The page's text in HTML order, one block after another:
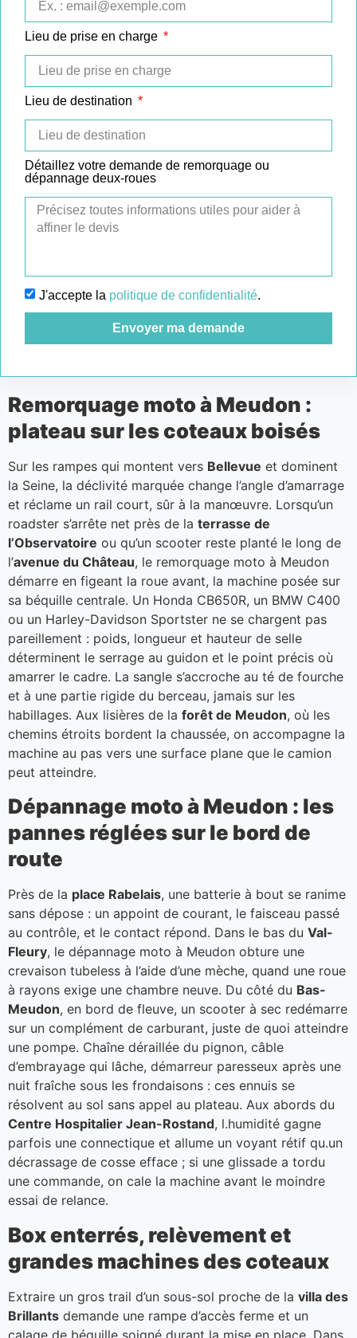
Lieu de prise en charge
Lieu de destination
Détaillez votre demande de remorquage ou
dépannage deux-roues
J'accepte la politique de confidentialité.
Envoyer ma demande
Remorquage moto à Meudon :
plateau sur les coteaux boisés
Sur les rampes qui montent vers Bellevue et dominent
la Seine, la déclivité marquée change l’angle d’amarrage
et réclame un rail court, sûr à la manœuvre. Lorsqu’un
roadster s’arrête net près de la terrasse de
l’Observatoire ou qu’un scooter reste planté le long de
l’avenue du Château, le remorquage moto à Meudon
démarre en figeant la roue avant, la machine posée sur
sa béquille centrale. Un Honda CB650R, un BMW C400
ou un Harley-Davidson Sportster ne se chargent pas
pareillement : poids, longueur et hauteur de selle
déterminent le serrage au guidon et le point précis où
amarrer le cadre. La sangle s’accroche au té de fourche
et à une partie rigide du berceau, jamais sur les
habillages. Aux lisières de la forêt de Meudon, où les
chemins étroits bordent la chaussée, on accompagne la
machine au pas vers une surface plane que le camion
peut atteindre.
Dépannage moto à Meudon : les
pannes réglées sur le bord de
route
Près de la place Rabelais, une batterie à bout se ranime
sans dépose : un appoint de courant, le faisceau passé
au contrôle, et le contact répond. Dans le bas du Val-
Fleury, le dépannage moto à Meudon obture une
crevaison tubeless à l’aide d’une mèche, quand une roue
à rayons exige une chambre neuve. Du côté du Bas-
Meudon, en bord de fleuve, un scooter à sec redémarre
sur un complément de carburant, juste de quoi atteindre
une pompe. Chaîne déraillée du pignon, câble
d’embrayage qui lâche, démarreur paresseux après une
nuit fraîche sous les frondaisons : ces ennuis se
résolvent au sol sans appel au plateau. Aux abords du
Centre Hospitalier Jean-Rostand, l.humidité gagne
parfois une connectique et allume un voyant rétif qu.un
décrassage de cosse efface ; si une glissade a tordu
une commande, on cale la machine avant le moindre
essai de relance.
Box enterrés, relèvement et
grandes machines des coteaux
Extraire un gros trail d’un sous-sol proche de la villa des
Brillants demande une rampe d’accès ferme et un
calage de béquille soigné durant la mise en place. Dans